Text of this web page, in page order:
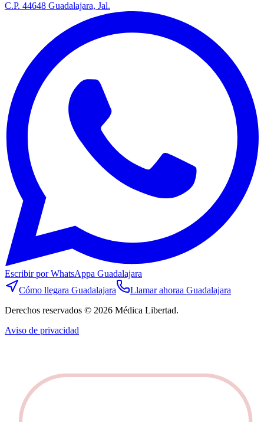
C.P. 44648 Guadalajara, Jal.
Escribir por WhatsAppa Guadalajara
Cómo llegara Guadalajara Llamar ahoraa Guadalajara
Derechos reservados © 2026 Médica Libertad.
Aviso de privacidad